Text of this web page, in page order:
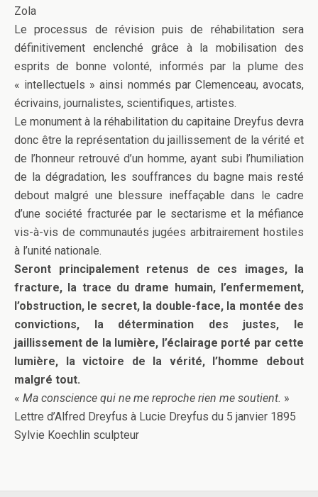
Zola
Le processus de révision puis de réhabilitation sera
définitivement enclenché grâce à la mobilisation des
esprits de bonne volonté, informés par la plume des
« intellectuels » ainsi nommés par Clemenceau, avocats,
écrivains, journalistes, scientifiques, artistes.
Le monument à la réhabilitation du capitaine Dreyfus devra
donc être la représentation du jaillissement de la vérité et
de l’honneur retrouvé d’un homme, ayant subi l’humiliation
de la dégradation, les souffrances du bagne mais resté
debout malgré une blessure ineffaçable dans le cadre
d’une société fracturée par le sectarisme et la méfiance
vis-à-vis de communautés jugées arbitrairement hostiles
à l’unité nationale.
Seront principalement retenus de ces images, la
fracture, la trace du drame humain, l’enfermement,
l’obstruction, le secret, la double-face, la montée des
convictions, la détermination des justes, le
jaillissement de la lumière, l’éclairage porté par cette
lumière, la victoire de la vérité, l’homme debout
malgré tout.
« Ma conscience qui ne me reproche rien me soutient. »
Lettre d’Alfred Dreyfus à Lucie Dreyfus du 5 janvier 1895
Sylvie Koechlin sculpteur